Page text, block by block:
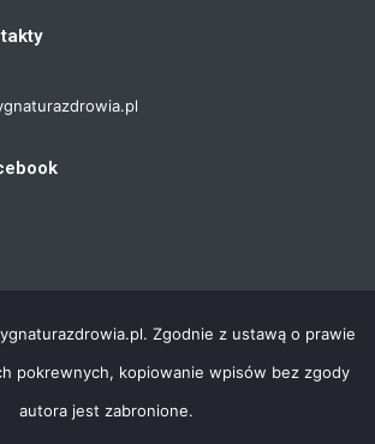
Zgodnie z ustawą o prawie
pokrewnych, kopiowanie wpisów bez zgody
autora jest zabronione.